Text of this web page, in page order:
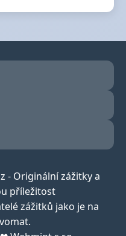
- Originální zážitky a
příležitost
zážitků jako je na